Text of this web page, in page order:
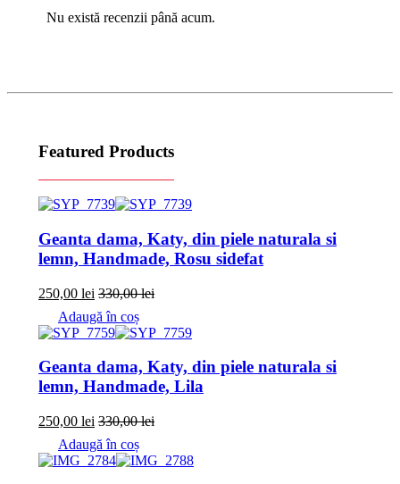
Nu există recenzii până acum.
Featured Products
Geanta dama, Katy, din piele naturala si
lemn, Handmade, Rosu sidefat
250,00 lei 330,00lei
Adaugă în coș
Geanta dama, Katy, din piele naturala si
lemn, Handmade, Lila
250,00 lei 330,00lei
Adaugă în coș